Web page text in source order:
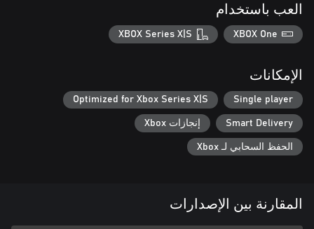
العب باستخدام
XBOX One
XBOX Series X|S
الإمكانات
Single player
Optimized for Xbox Series X|S
Smart Delivery إنجازات Xbox
الحفظ السحابي لـ Xbox
المقارنة بين الإصدارات